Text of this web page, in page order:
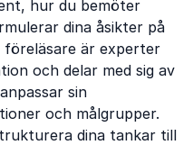
hur du bemöter
dina åsikter på
är experter
och delar med sig av
sin
och målgrupper.
dina tankar till